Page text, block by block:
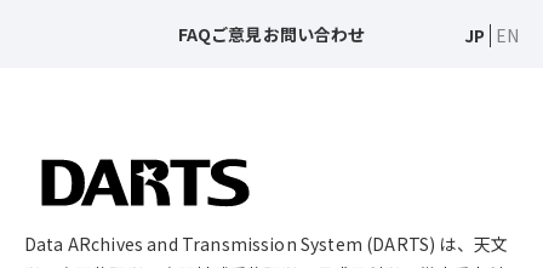
FAQご意見お問い合わせ JP EN
Data ARchives and Transmission System (DARTS) は、天文